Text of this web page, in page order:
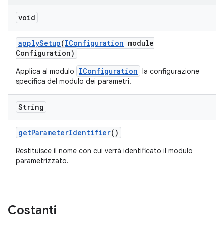
void
applySetup(IConfiguration module
Configuration)
Applica al modulo IConfiguration la configurazione
specifica del modulo dei parametri.
String
getParameterIdentifier()
Restituisce il nome con cui verrà identificato il modulo
parametrizzato.
Costanti